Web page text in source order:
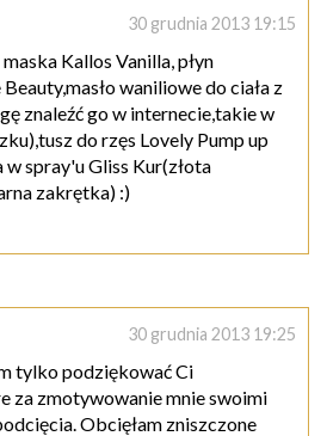
30 grudnia 2013 19:15
Kallos Vanilla, płyn
waniliowe do ciała z
znaleźć go w internecie,takie w
do rzęs Lovely Pump up
spray'u Gliss Kur(złota
zakrętka) :)
30 grudnia 2013 19:25
tylko podziękować Ci
za zmotywowanie mnie swoimi
Obcięłam zniszczone